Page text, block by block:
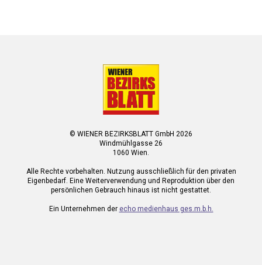
© WIENER BEZIRKSBLATT GmbH 2026
Windmühlgasse 26
1060 Wien.
Alle Rechte vorbehalten. Nutzung ausschließlich für den privaten
Eigenbedarf. Eine Weiterverwendung und Reproduktion über den
persönlichen Gebrauch hinaus ist nicht gestattet.
Ein Unternehmen der echo medienhaus ges.m.b.h.